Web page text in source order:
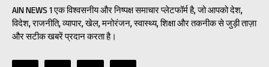
AIN NEWS 1 एक विश्वसनीय और निष्पक्ष समाचार प्लेटफॉर्म है, जो आपको देश,
विदेश, राजनीति, व्यापार, खेल, मनोरंजन, स्वास्थ्य, शिक्षा और तकनीक से जुड़ी ताज़ा
और सटीक खबरें प्रदान करता है।